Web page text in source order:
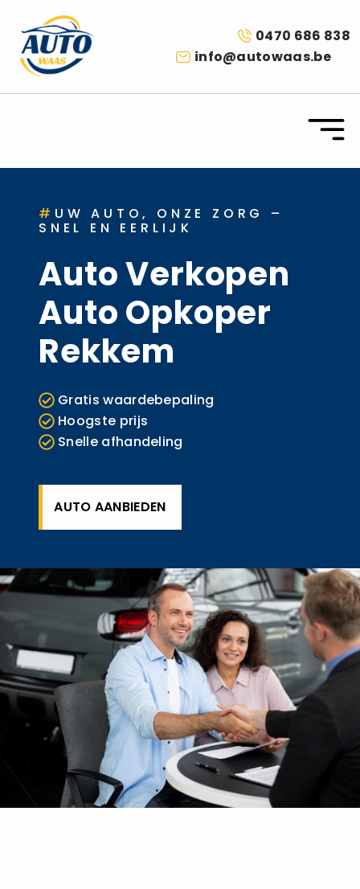
0470 686 838
info@autowaas.be
# UW AUTO, ONZE ZORG –
SNEL EN EERLIJK
Auto Verkopen
Auto Opkoper
Rekkem
Gratis waardebepaling
Hoogste prijs
Snelle afhandeling
AUTO AANBIEDEN